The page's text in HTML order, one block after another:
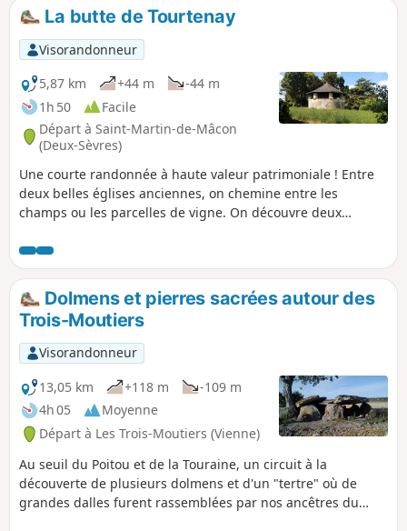
La butte de Tourtenay
Visorandonneur
5,87 km
+44 m
-44 m
1h 50
Facile
Départ à Saint-Martin-de-Mâcon
(Deux-Sèvres)
Une courte randonnée à haute valeur patrimoniale ! Entre
deux belles églises anciennes, on chemine entre les
champs ou les parcelles de vigne. On découvre deux
Dolmens et pierres sacrées autour des
Trois-Moutiers
Visorandonneur
13,05 km
+118 m
-109 m
4h 05
Moyenne
Départ à Les Trois-Moutiers (Vienne)
Au seuil du Poitou et de la Touraine, un circuit à la
découverte de plusieurs dolmens et d'un "tertre" où de
grandes dalles furent rassemblées par nos ancêtres du